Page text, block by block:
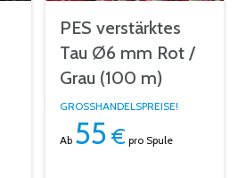
PES verstärktes
Tau Ø6 mm Rot /
Grau (100 m)
GROSSHANDELSPREISE!
Ab 55 € pro Spule